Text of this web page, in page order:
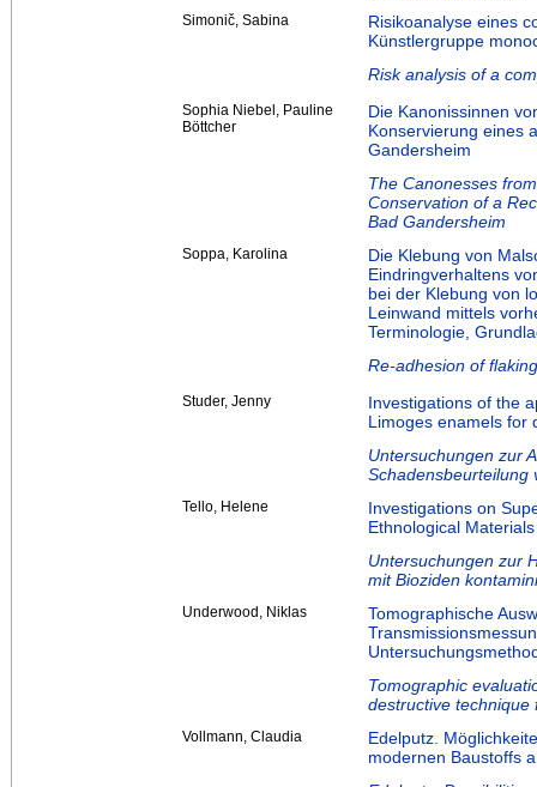
Simonič, Sabina
Risikoanalyse eines
Künstlergruppe
Risk analysis of a
Sophia Niebel, Pauline
Böttcher
Die Kanonissinnen
Konservierung eines
Gandersheim
The Canonesses
Conservation of a
Bad Gandersheim
Soppa, Karolina
Die Klebung von
Eindringverhaltens
bei der Klebung von
Leinwand mittels
Terminologie,
Re-adhesion of
Studer, Jenny
Investigations of the
Limoges enamels for
Untersuchungen zur
Schadensbeurteilung
Tello, Helene
Investigations on
Ethnological
Untersuchungen zur
mit Bioziden
Underwood, Niklas
Tomographische
Tomographic
destructive
Vollmann, Claudia
Edelputz.
modernen Baustoffs